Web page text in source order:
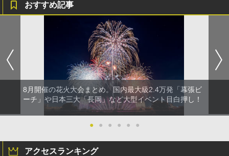
おすすめ記事
8月開催の花火大会まとめ。国内最大級2.4万発「幕張ビ
ーチ」や日本三大「長岡」など大型イベント目白押し！
● ● ● ● ● ●
アクセスランキング